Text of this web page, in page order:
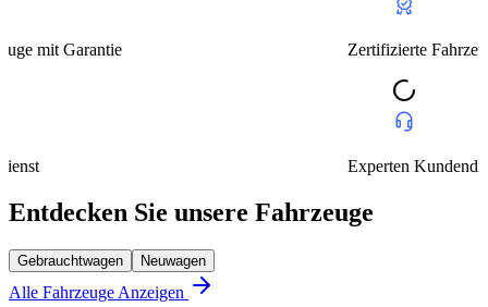
Zertifizierte Fahrzeuge mit Garantie
Entdecken Sie unsere Fahrzeuge
Gebrauchtwagen Neuwagen
Alle Fahrzeuge Anzeigen